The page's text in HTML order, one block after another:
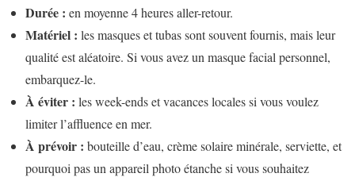
Durée : en moyenne 4 heures aller-retour.
Matériel : les masques et tubas sont souvent fournis, mais leur
qualité est aléatoire. Si vous avez un masque facial personnel,
embarquez-le.
À éviter : les week-ends et vacances locales si vous voulez
limiter l’affluence en mer.
À prévoir : bouteille d’eau, crème solaire minérale, serviette, et
pourquoi pas un appareil photo étanche si vous souhaitez